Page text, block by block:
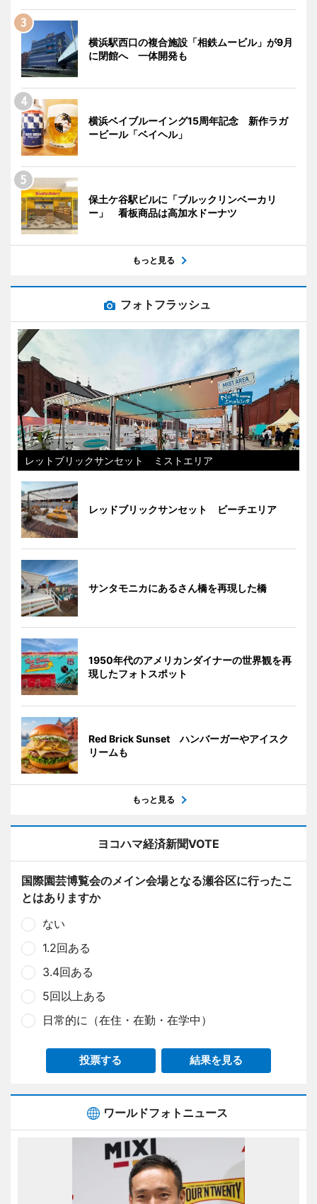
横浜駅西口の複合施設「相鉄ムービル」が9月
に閉館へ 一体開発も
横浜ベイブルーイング15周年記念 新作ラガ
ービール「ベイヘル」
保土ケ谷駅ビルに「ブルックリンベーカリ
ー」 看板商品は高加水ドーナツ
もっと見る
フォトフラッシュ
レットブリックサンセット ミストエリア
レッドブリックサンセット ビーチエリア
サンタモニカにあるさん橋を再現した橋
1950年代のアメリカンダイナーの世界観を再
現したフォトスポット
Red Brick Sunset ハンバーガーやアイスク
リームも
もっと見る
ヨコハマ経済新聞VOTE
国際園芸博覧会のメイン会場となる瀬谷区に行ったこ
とはありますか
ない
1.2回ある
3.4回ある
5回以上ある
日常的に（在住・在勤・在学中）
投票する 結果を見る
ワールドフォトニュース